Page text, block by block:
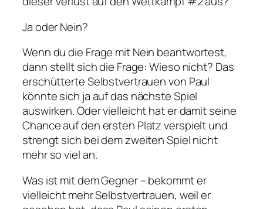
Ja oder Nein?
Wenn du die Frage mit Nein beantwortest,
dann stellt sich die Frage: Wieso nicht? Das
erschütterte Selbstvertrauen von Paul
könnte sich ja auf das nächste Spiel
auswirken. Oder vielleicht hat er damit seine
Chance auf den ersten Platz verspielt und
strengt sich bei dem zweiten Spiel nicht
mehr so viel an.
Was ist mit dem Gegner – bekommt er
vielleicht mehr Selbstvertrauen, weil er